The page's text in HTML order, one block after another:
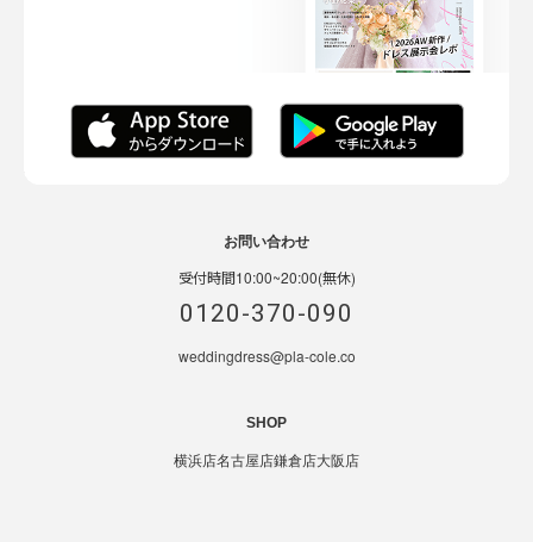
お問い合わせ
受付時間10:00~20:00(無休)
0120-370-090
weddingdress@pla-cole.co
SHOP
横浜店名古屋店鎌倉店大阪店